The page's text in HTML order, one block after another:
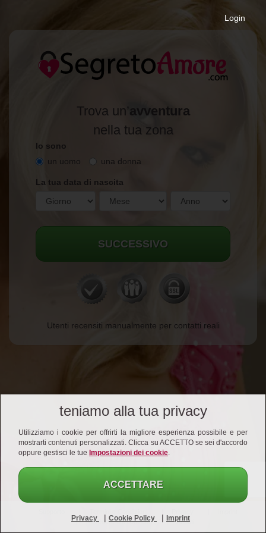
Login
Trova un’ avventura
nella tua zona
Io sono
un uomo
una donna
La tua data di nascita
SUCCESSIVO
Utenti recensiti manualmente per contatti reali
Recedere dal contratto
Affiliati
teniamo alla tua privacy
Utilizziamo i cookie per offrirti la migliore esperienza possibile e per
mostrarti contenuti personalizzati. Clicca su ACCETTO se sei d'accordo
oppure gestisci le tue Impostazioni dei cookie.
ACCETTARE
Privacy | Cookie Policy | Imprint